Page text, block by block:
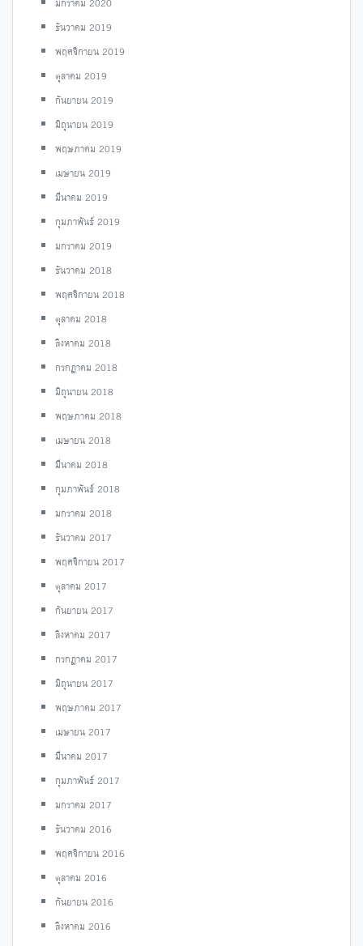
ธันวาคม 2019
พฤศจิกายน 2019
ตุลาคม 2019
กันยายน 2019
มิถุนายน 2019
พฤษภาคม 2019
เมษายน 2019
มีนาคม 2019
กุมภาพันธ์ 2019
มกราคม 2019
ธันวาคม 2018
พฤศจิกายน 2018
ตุลาคม 2018
สิงหาคม 2018
กรกฎาคม 2018
มิถุนายน 2018
พฤษภาคม 2018
เมษายน 2018
มีนาคม 2018
กุมภาพันธ์ 2018
มกราคม 2018
ธันวาคม 2017
พฤศจิกายน 2017
ตุลาคม 2017
กันยายน 2017
สิงหาคม 2017
กรกฎาคม 2017
มิถุนายน 2017
พฤษภาคม 2017
เมษายน 2017
มีนาคม 2017
กุมภาพันธ์ 2017
มกราคม 2017
ธันวาคม 2016
พฤศจิกายน 2016
ตุลาคม 2016
กันยายน 2016
สิงหาคม 2016